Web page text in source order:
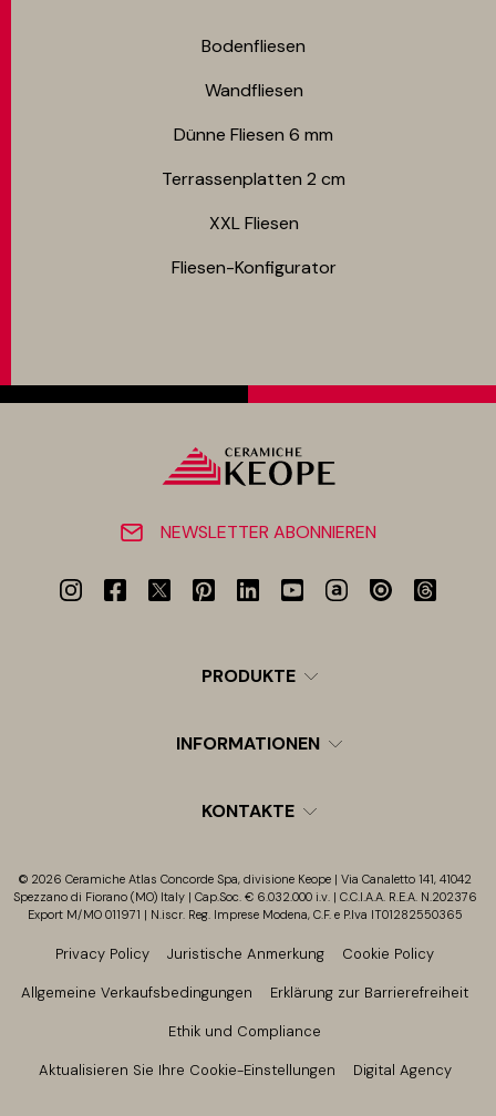
Bodenfliesen​
Wandfliesen
Dünne Fliesen 6 mm​
Terrassenplatten 2 cm
XXL Fliesen
Fliesen-Konfigurator
NEWSLETTER ABONNIEREN
PRODUKTE
INFORMATIONEN
KONTAKTE
© 2026 Ceramiche Atlas Concorde Spa, divisione Keope | Via Canaletto 141, 41042
Spezzano di Fiorano (MO) Italy | Cap.Soc. € 6.032.000 i.v. | C.C.I.A.A. R.E.A. N.202376
Export M/MO 011971 | N.iscr. Reg. Imprese Modena, C.F. e P.Iva IT01282550365
Privacy Policy Juristische Anmerkung Cookie Policy
Allgemeine Verkaufsbedingungen Erklärung zur Barrierefreiheit
Ethik und Compliance
Aktualisieren Sie Ihre Cookie-Einstellungen Digital Agency